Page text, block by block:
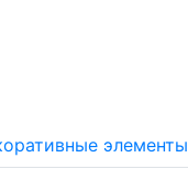
элементы